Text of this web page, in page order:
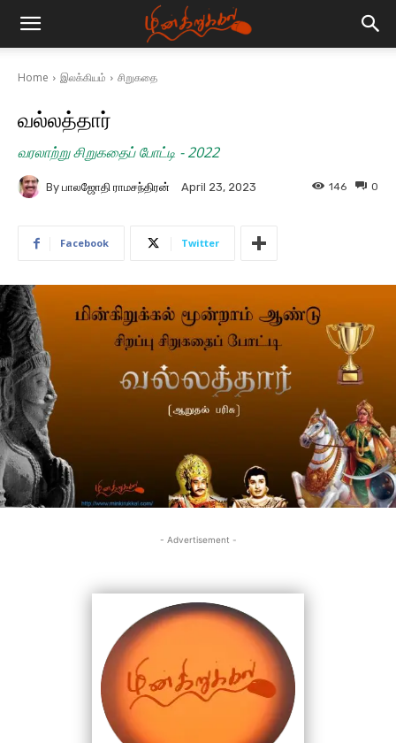
Home இலக்கியம் சிறுகதை
வல்லத்தார்
வரலாற்று சிறுகதைப் போட்டி - 2022
By பாலஜோதி ராமசந்திரன் April 23, 2023 0
146
Facebook Twitter
- Advertisement -